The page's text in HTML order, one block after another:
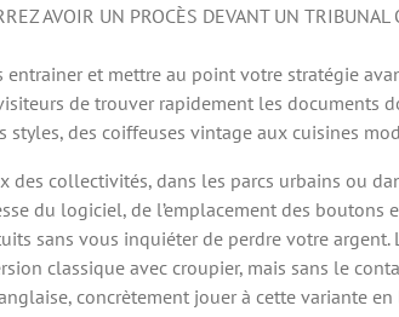
AVOIR UN PROCÈS DEVANT UN TRIBUNAL
et mettre au point votre stratégie
de trouver rapidement les documents
des coiffeuses vintage aux cuisines
collectivités, dans les parcs urbains ou
du logiciel, de l’emplacement des boutons
sans vous inquiéter de perdre votre
classique avec croupier, mais sans le
concrètement jouer à cette variante